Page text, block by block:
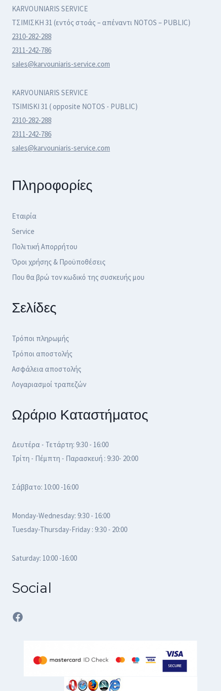
KARVOUNIARIS SERVICE
ΤΣΙΜΙΣΚΗ 31 (εντός στοάς – απέναντι NOTOS – PUBLIC)
2310-282-288
2311-242-786
sales@karvouniaris-service.com
KARVOUNIARIS SERVICE
TSIMISKI 31 ( opposite NOTOS - PUBLIC)
2310-282-288
2311-242-786
sales@karvouniaris-service.com
Πληροφορίες
Εταιρία
Service
Πολιτική Απορρήτου
Όροι χρήσης & Προϋποθέσεις
Που θα βρώ τον κωδικό της συσκευής μου
Σελίδες
Τρόποι πληρωμής
Τρόποι αποστολής
Ασφάλεια αποστολής
Λογαριασμοί τραπεζών
Ωράριο Καταστήματος
Δευτέρα - Τετάρτη: 9:30 - 16:00
Τρίτη - Πέμπτη - Παρασκευή : 9:30- 20:00
Σάββατο: 10:00 -16:00
Monday-Wednesday: 9:30 - 16:00
Tuesday-Thursday-Friday : 9:30 - 20:00
Saturday: 10:00 -16:00
Social
Facebook